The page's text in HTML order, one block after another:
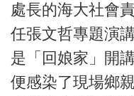
處長的海大社會
任張文哲專題演
是「回娘家」開
便感染了現場鄉